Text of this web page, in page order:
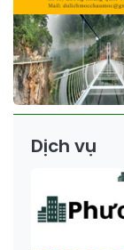
Dịch vụ